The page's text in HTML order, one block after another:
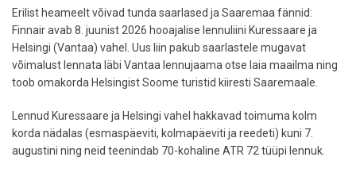
Erilist heameelt võivad tunda saarlased ja Saaremaa fännid:
Finnair avab 8. juunist 2026 hooajalise lennuliini Kuressaare ja
Helsingi (Vantaa) vahel. Uus liin pakub saarlastele mugavat
võimalust lennata läbi Vantaa lennujaama otse laia maailma ning
toob omakorda Helsingist Soome turistid kiiresti Saaremaale.
Lennud Kuressaare ja Helsingi vahel hakkavad toimuma kolm
korda nädalas (esmaspäeviti, kolmapäeviti ja reedeti) kuni 7.
augustini ning neid teenindab 70-kohaline ATR 72 tüüpi lennuk.